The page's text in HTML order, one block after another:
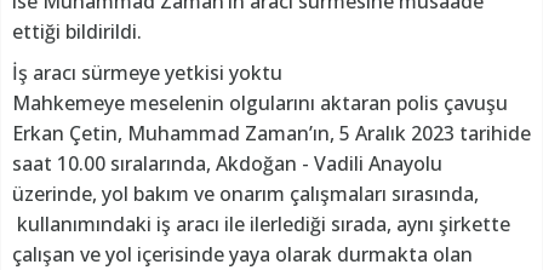
ettiği bildirildi.
İş aracı sürmeye yetkisi yoktu
Mahkemeye meselenin olgularını aktaran polis çavuşu
Erkan Çetin, Muhammad Zaman’ın, 5 Aralık 2023 tarihide
saat 10.00 sıralarında, Akdoğan - Vadili Anayolu
üzerinde, yol bakım ve onarım çalışmaları sırasında,
kullanımındaki iş aracı ile ilerlediği sırada, aynı şirkette
çalışan ve yol içerisinde yaya olarak durmakta olan